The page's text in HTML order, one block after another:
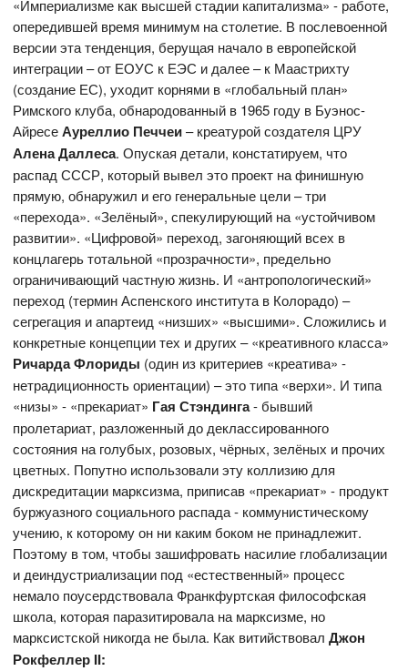
«Империализме как высшей стадии капитализма» - работе,
опередившей время минимум на столетие. В послевоенной
версии эта тенденция, берущая начало в европейской
интеграции – от ЕОУС к ЕЭС и далее – к Маастрихту
(создание ЕС), уходит корнями в «глобальный план»
Римского клуба, обнародованный в 1965 году в Буэнос-
АйресеАуреллио Печчеи– креатурой создателя ЦРУ
Алена Даллеса. Опуская детали, констатируем, что
распад СССР, который вывел это проект на финишную
прямую, обнаружил и его генеральные цели – три
«перехода». «Зелёный», спекулирующий на «устойчивом
развитии». «Цифровой» переход, загоняющий всех в
концлагерь тотальной «прозрачности», предельно
ограничивающий частную жизнь. И «антропологический»
переход (термин Аспенского института в Колорадо) –
сегрегация и апартеид «низших» «высшими». Сложились и
конкретные концепции тех и других – «креативного класса»
Ричарда Флориды (один из критериев «креатива» -
нетрадиционность ориентации) – это типа «верхи». И типа
«низы» - «прекариат» Гая Стэндинга- бывший
пролетариат, разложенный до деклассированного
состояния на голубых, розовых, чёрных, зелёных и прочих
цветных. Попутно использовали эту коллизию для
дискредитации марксизма, приписав «прекариат» - продукт
буржуазного социального распада - коммунистическому
учению, к которому он ни каким боком не принадлежит.
Поэтому в том, чтобы зашифровать насилие глобализации
и деиндустриализации под «естественный» процесс
немало поусердствовала Франкфуртская философская
школа, которая паразитировала на марксизме, но
марксистской никогда не была. Как витийствовалДжон
Рокфеллер II: